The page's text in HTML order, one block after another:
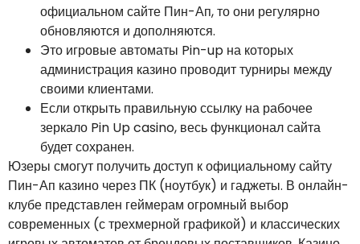
официальном сайте Пин-Ап, то они регулярно
обновляются и дополняются.
Это игровые автоматы Pin-up на которых
администрация казино проводит турниры между
своими клиентами.
Если открыть правильную ссылку на рабочее
зеркало Pin Up casino, весь функционал сайта
будет сохранен.
Юзеры смогут получить доступ к официальному сайту
Пин-Ап казино через ПК (ноутбук) и гаджеты. В онлайн-
клубе представлен геймерам огромный выбор
современных (с трехмерной графикой) и классических